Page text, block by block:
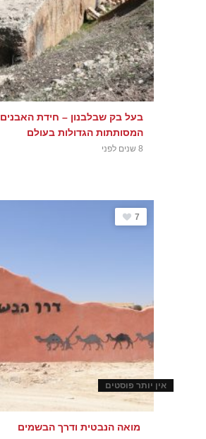
בעל בק שבלבנון – חידת האבנים
המסותתות הגדולות בעולם
8 שנים לפני
7
מואה הנבטית ודרך הבשמים